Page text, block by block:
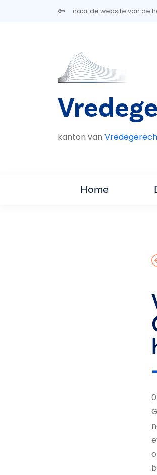
Overslaan en naar de inhoud gaan
naar de website van de
kanton van
Home